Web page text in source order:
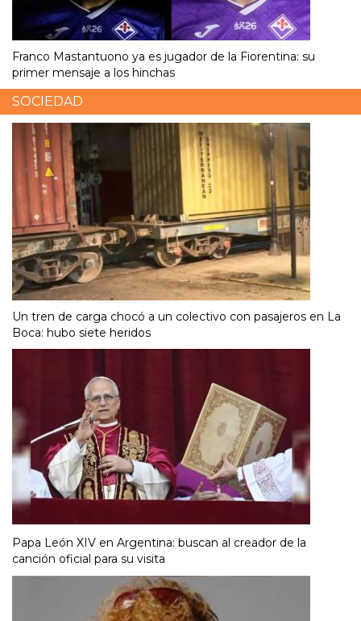
Franco Mastantuono ya es jugador de la Fiorentina: su
primer mensaje a los hinchas
SOCIEDAD
Un tren de carga chocó a un colectivo con pasajeros en La
Boca: hubo siete heridos
Papa León XIV en Argentina: buscan al creador de la
canción oficial para su visita